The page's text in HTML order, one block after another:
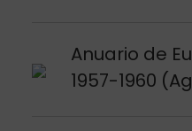
Anuario de
1957-1960
Argitalpena ikusi